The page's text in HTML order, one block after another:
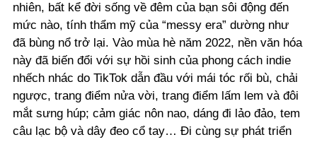
nhiên, bất kể đời sống về đêm của bạn sôi động đến
mức nào, tính thẩm mỹ của “messy era” dường như
đã bùng nổ trở lại. Vào mùa hè năm 2022, nền văn hóa
này đã biến đổi với sự hồi sinh của phong cách indie
nhếch nhác do TikTok dẫn đầu với mái tóc rối bù, chải
ngược, trang điểm nửa vời, trang điểm lấm lem và đôi
mắt sưng húp; cảm giác nôn nao, dáng đi lảo đảo, tem
câu lạc bộ và dây đeo cổ tay… Đi cùng sự phát triển